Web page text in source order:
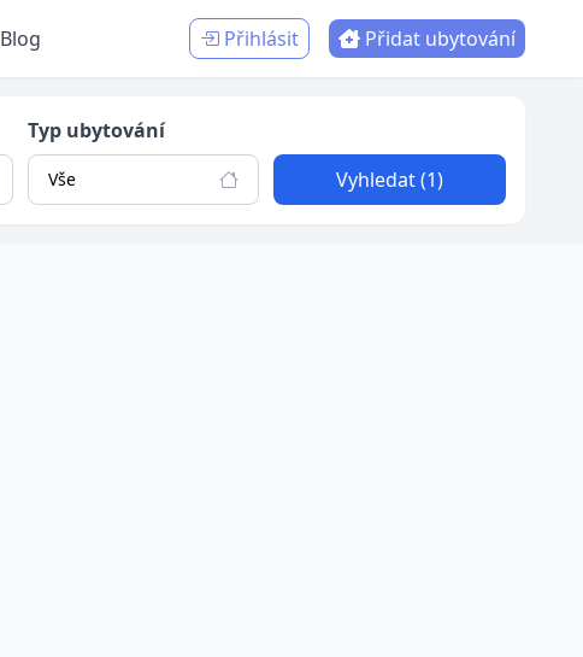
Blog Přihlásit Přidat ubytování
Typ ubytování
Vše Vyhledat (1)